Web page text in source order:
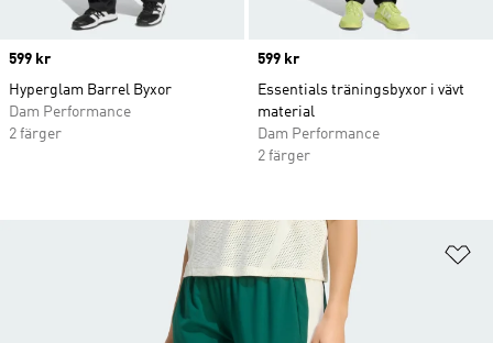
Price
599 kr
Hyperglam Barrel Byxor
Dam Performance
2 färger
Price
599 kr
Essentials träningsbyxor i vävt
material
Dam Performance
2 färger